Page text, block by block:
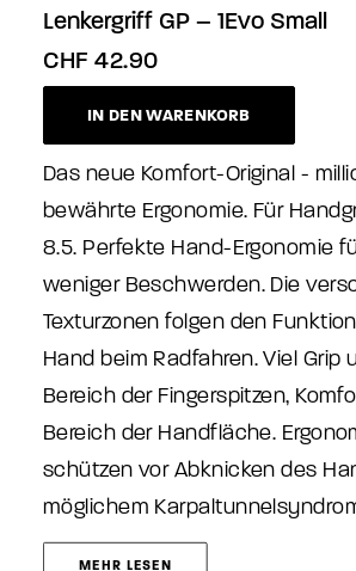
Lenkergriff GP – 1Evo Small
CHF 42.90
IN DEN WARENKORB
Das neue Komfort-Original -
bewährte Ergonomie. Für
8.5. Perfekte Hand-Ergonomie
weniger Beschwerden. Die
Texturzonen folgen den
Hand beim Radfahren. Viel Grip
Bereich der Fingerspitzen,
Bereich der Handfläche.
schützen vor Abknicken des
möglichem
MEHR LESEN